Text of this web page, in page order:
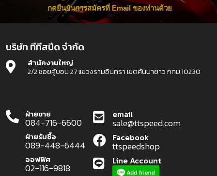
กดยืนยันการสมัครที่ Email ของท่านด้วย
บริษัท ทีทีสปีด จำกัด
สำนักงานใหญ่
2/2 ซอยคู้บอน 27 แขวงรามอินทรา เขตคันนายาว กทม 10230
ฝ่ายขาย
084-716-6600
ฝ่ายรับซื้อ
089-448-6444
ออฟฟิศ
02-116-9818
email
sale@ttspeed.com
Facebook
ttspeedshop
Line Account